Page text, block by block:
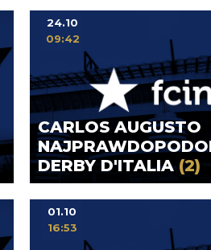
CARLOS AUGUSTO
DERBY D'ITALIA(2)
24.10
09:42
01.10
16:53